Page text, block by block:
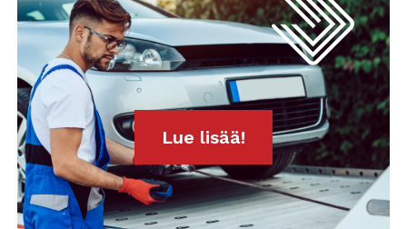
Lue lisää!